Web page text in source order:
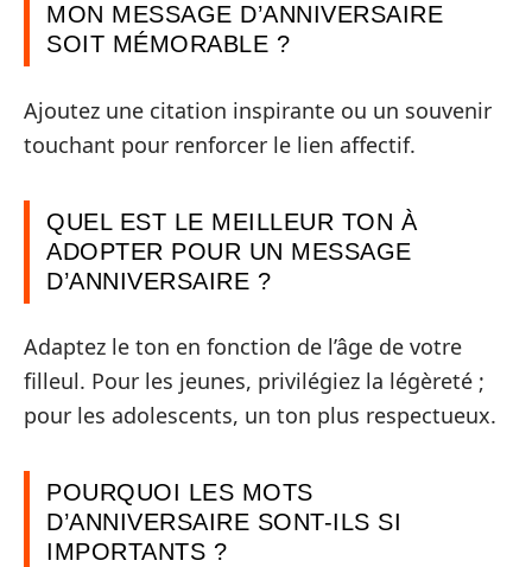
MON MESSAGE D’ANNIVERSAIRE
SOIT MÉMORABLE ?
Ajoutez une citation inspirante ou un souvenir
touchant pour renforcer le lien affectif.
QUEL EST LE MEILLEUR TON À
ADOPTER POUR UN MESSAGE
D’ANNIVERSAIRE ?
Adaptez le ton en fonction de l’âge de votre
filleul. Pour les jeunes, privilégiez la légèreté ;
pour les adolescents, un ton plus respectueux.
POURQUOI LES MOTS
D’ANNIVERSAIRE SONT-ILS SI
IMPORTANTS ?